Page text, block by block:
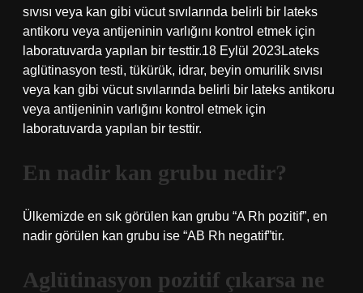
sıvısı veya kan gibi vücut sıvılarında belirli bir lateks
antikoru veya antijeninin varlığını kontrol etmek için
laboratuvarda yapılan bir testtir.18 Eylül 2023Lateks
aglütinasyon testi, tükürük, idrar, beyin omurilik sıvısı
veya kan gibi vücut sıvılarında belirli bir lateks antikoru
veya antijeninin varlığını kontrol etmek için
laboratuvarda yapılan bir testtir.
En nadir kan grubu nedir?
Ülkemizde en sık görülen kan grubu “A Rh pozitif”, en
nadir görülen kan grubu ise “AB Rh negatif”tir.
Aglütinasyon pozitif çıkarsa ne